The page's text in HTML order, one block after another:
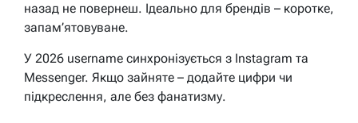
назад не повернеш. Ідеально для брендів – коротке,
запам’ятовуване.
У 2026 username синхронізується з Instagram та
Messenger. Якщо зайняте – додайте цифри чи
підкреслення, але без фанатизму.